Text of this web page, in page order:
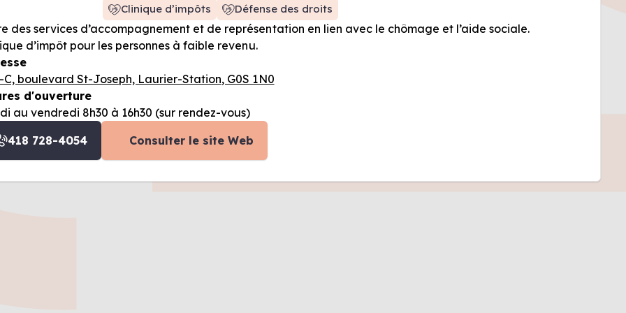
Clinique d’impôts Défense des droits
des services d’accompagnement et de représentation en lien avec le chômage et l’aide sociale.
d’impôt pour les personnes à faible revenu.
C, boulevard St-Joseph, Laurier-Station, G0S 1N0
d'ouverture
au vendredi 8h30 à 16h30 (sur rendez-vous)
418 728-4054
Consulter le site Web